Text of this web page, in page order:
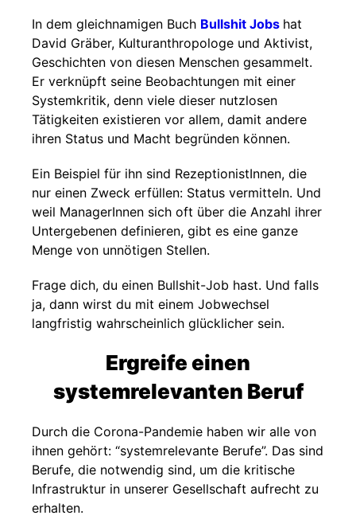
In dem gleichnamigen Buch Bullshit Jobs hat
David Gräber, Kulturanthropologe und Aktivist,
Geschichten von diesen Menschen gesammelt.
Er verknüpft seine Beobachtungen mit einer
Systemkritik, denn viele dieser nutzlosen
Tätigkeiten existieren vor allem, damit andere
ihren Status und Macht begründen können.
Ein Beispiel für ihn sind RezeptionistInnen, die
nur einen Zweck erfüllen: Status vermitteln. Und
weil ManagerInnen sich oft über die Anzahl ihrer
Untergebenen definieren, gibt es eine ganze
Menge von unnötigen Stellen.
Frage dich, du einen Bullshit-Job hast. Und falls
ja, dann wirst du mit einem Jobwechsel
langfristig wahrscheinlich glücklicher sein.
Ergreife einen
systemrelevanten Beruf
Durch die Corona-Pandemie haben wir alle von
ihnen gehört: “systemrelevante Berufe”. Das sind
Berufe, die notwendig sind, um die kritische
Infrastruktur in unserer Gesellschaft aufrecht zu
erhalten.